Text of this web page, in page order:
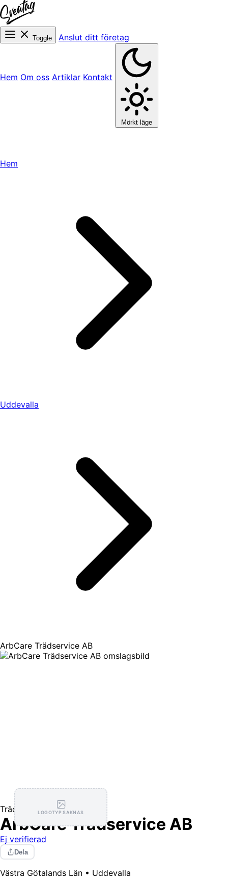
Toggle Anslut ditt företag
Hem Om oss Artiklar Kontakt
Mörkt läge
Hem
Uddevalla
ArbCare Trädservice AB
LOGOTYP SAKNAS
Trädgårdstjänster
ArbCare Trädservice AB
Ej verifierad
Dela
Västra Götalands Län • Uddevalla